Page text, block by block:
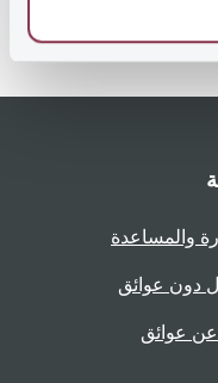
والمساعدة
دون عوائق
عن عوائق